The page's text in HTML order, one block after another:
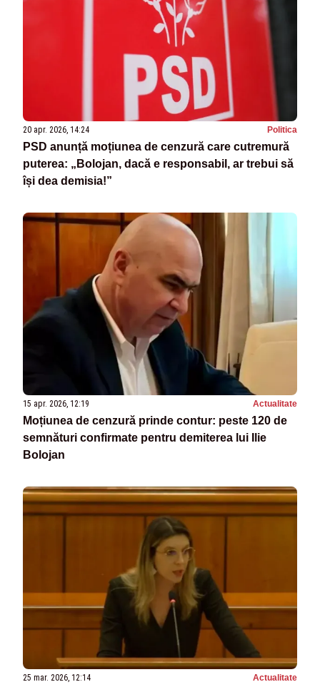
20 apr. 2026, 14:24 Politica
PSD anunță moțiunea de cenzură care cutremură
puterea: „Bolojan, dacă e responsabil, ar trebui să
își dea demisia!”
15 apr. 2026, 12:19 Actualitate
Moțiunea de cenzură prinde contur: peste 120 de
semnături confirmate pentru demiterea lui Ilie
Bolojan
25 mar. 2026, 12:14 Actualitate